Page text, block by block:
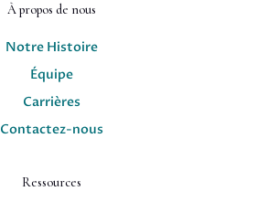
À propos de nous
Notre Histoire
Équipe
Carrières
Contactez-nous
Ressources